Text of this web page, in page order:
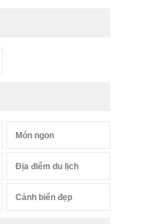
Món ngon
Địa điểm du lịch
Cảnh biển đẹp